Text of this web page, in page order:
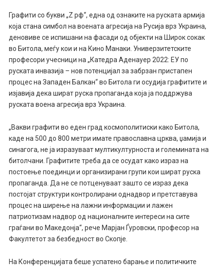
Графити со букви „Z рф“, една од ознаките на руската армија
која стана симбол на воената агресија на Русија врз Украина,
деновиве се испишани на фасади од објекти на Широк сокак
во Битола, меѓу кои и на Кино Манаки. Универзитетските
професори учесници на „Катедра Аденауер 2022: ЕУ по
руската инвазија – нов потенцијал за забрзан пристапен
процес на Западен Балкан“ во Битола ги осудија графитите и
изјавија дека шират руска пропаганда која ја поддржува
руската воена агресија врз Украина.
„Вакви графити во еден град космополитиски како Битола,
каде на 500 до 800 метри имате православна црква, џамија и
синагога, не ја изразуваат мултикултурноста и големината на
битолчани. Графитите треба да се осудат како израз на
постоење поединци и организирани групи кои шират руска
пропаганда. Да не се потценуваат зашто се израз дека
постојат структури контролирани однадвор и претставува
процес на ширење на лажни информации и лажен
патриотизам надвор од националните интереси на сите
граѓани во Македонја“, рече Марјан Ѓуровски, професор на
Факултетот за безбедност во Скопје.
На Конференцијата беше успатено барање и политичките